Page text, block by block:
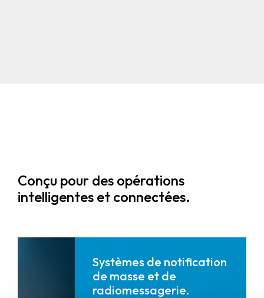
Conçu pour des opérations
intelligentes et connectées.
Systèmes de notification
de masse et de
radiomessagerie.